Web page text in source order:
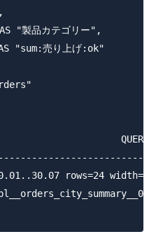
"製品カテゴリー",
"sum:売り上げ:ok"
rows=24